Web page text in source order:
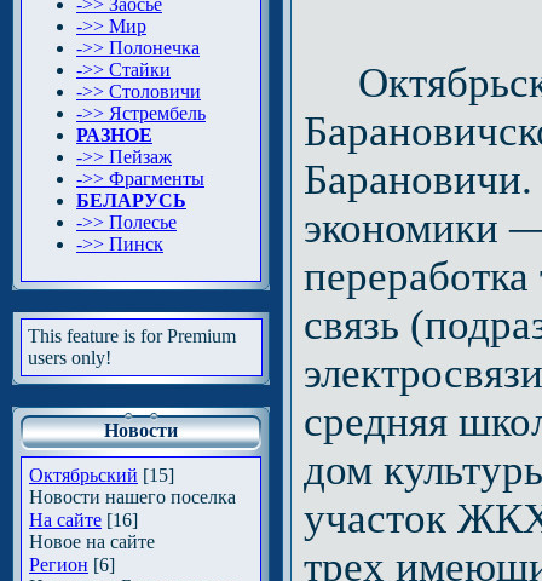
->> Заосье
->> Мир
->> Полонечка
->> Стайки
->> Столовичи
->> Ястрембель
РАЗНОЕ
->> Пейзаж
->> Фрагменты
БЕЛАРУСЬ
->> Полесье
->> Пинск
This feature is for Premium
users only!
Новости
Октябрьский [15]
Новости нашего поселка
На сайте [16]
Новое на сайте
Регион [6]
экономики
связь
средняя
дом
участок
трех